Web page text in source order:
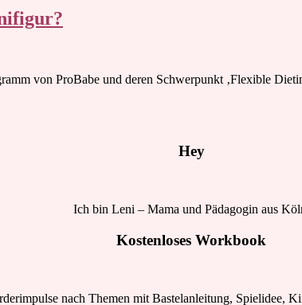
von ProBabe und deren Schwerpunkt ‚Flexible
Hey
Ich bin Leni – Mama und Pädagogin aus
Kostenloses Workbook
nach Themen mit Bastelanleitung, Spielidee,